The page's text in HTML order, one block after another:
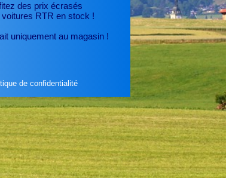
des prix écrasés
RTR en stock !
uniquement au magasin !
de confidentialité